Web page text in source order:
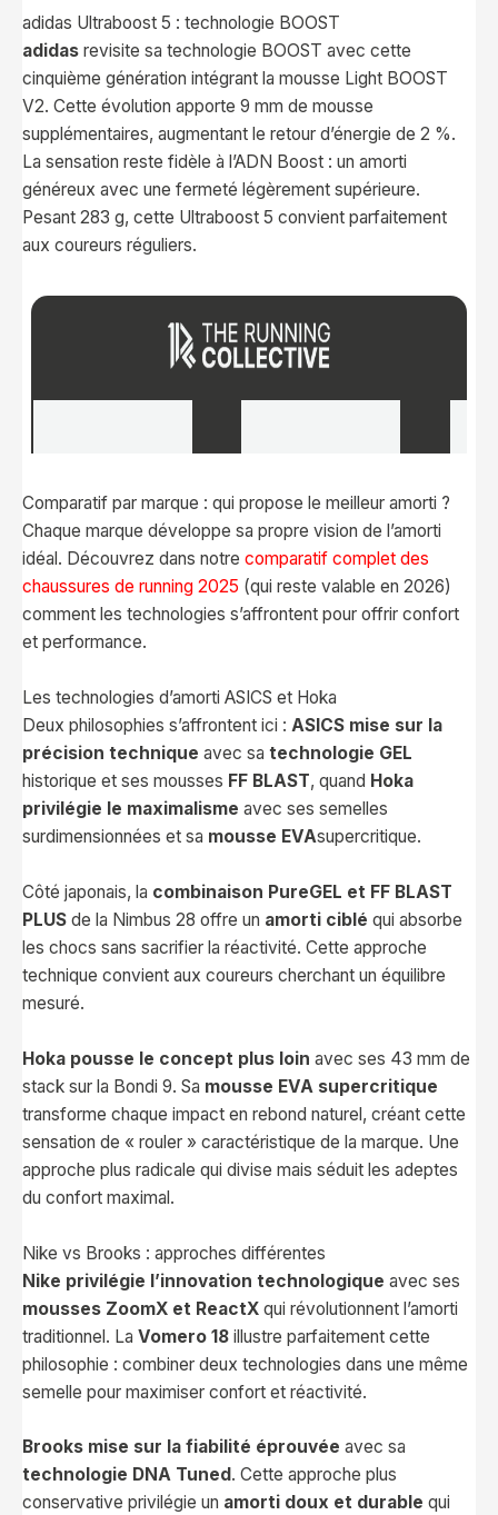
adidas Ultraboost 5 : technologie BOOST
adidas revisite sa technologie BOOST avec cette
cinquième génération intégrant la mousse Light BOOST
V2. Cette évolution apporte 9 mm de mousse
supplémentaires, augmentant le retour d’énergie de 2 %.
La sensation reste fidèle à l’ADN Boost : un amorti
généreux avec une fermeté légèrement supérieure.
Pesant 283 g, cette Ultraboost 5 convient parfaitement
aux coureurs réguliers.
Comparatif par marque : qui propose le meilleur amorti ?
Chaque marque développe sa propre vision de l’amorti
idéal. Découvrez dans notre comparatif complet des
chaussures de running 2025 (qui reste valable en 2026)
comment les technologies s’affrontent pour offrir confort
et performance.
Les technologies d’amorti ASICS et Hoka
Deux philosophies s’affrontent ici : ASICS mise sur la
précision technique avec sa technologie GEL
historique et ses mousses FF BLAST, quand Hoka
privilégie le maximalisme avec ses semelles
surdimensionnées et sa mousse EVAsupercritique.
Côté japonais, la combinaison PureGEL et FF BLAST
PLUS de la Nimbus 28 offre un amorti ciblé qui absorbe
les chocs sans sacrifier la réactivité. Cette approche
technique convient aux coureurs cherchant un équilibre
mesuré.
Hoka pousse le concept plus loin avec ses 43 mm de
stack sur la Bondi 9. Sa mousse EVA supercritique
transforme chaque impact en rebond naturel, créant cette
sensation de « rouler » caractéristique de la marque. Une
approche plus radicale qui divise mais séduit les adeptes
du confort maximal.
Nike vs Brooks : approches différentes
Nike privilégie l’innovation technologique avec ses
mousses ZoomX et ReactX qui révolutionnent l’amorti
traditionnel. La Vomero 18 illustre parfaitement cette
philosophie : combiner deux technologies dans une même
semelle pour maximiser confort et réactivité.
Brooks mise sur la fiabilité éprouvée avec sa
technologie DNA Tuned . Cette approche plus
conservative privilégie un amorti doux et durable qui